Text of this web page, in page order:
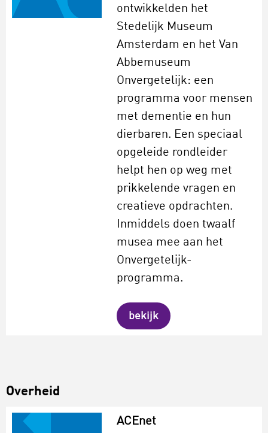
ontwikkelden het
Stedelijk Museum
Amsterdam en het Van
Abbemuseum
Onvergetelijk: een
programma voor mensen
met dementie en hun
dierbaren. Een speciaal
opgeleide rondleider
helpt hen op weg met
prikkelende vragen en
creatieve opdrachten.
Inmiddels doen twaalf
musea mee aan het
Onvergetelijk-
programma.
bekijk
Overheid
ACEnet